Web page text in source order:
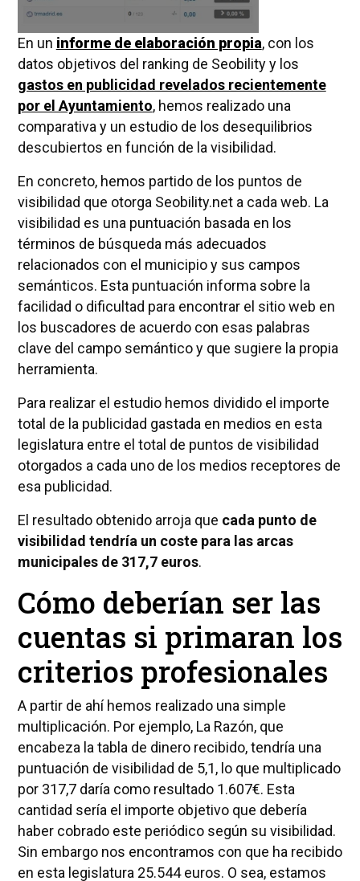
En un informe de elaboración propia, con los
datos objetivos del ranking de Seobility y los
gastos en publicidad revelados recientemente
por el Ayuntamiento, hemos realizado una
comparativa y un estudio de los desequilibrios
descubiertos en función de la visibilidad.
En concreto, hemos partido de los puntos de
visibilidad que otorga Seobility.net a cada web. La
visibilidad es una puntuación basada en los
términos de búsqueda más adecuados
relacionados con el municipio y sus campos
semánticos. Esta puntuación informa sobre la
facilidad o dificultad para encontrar el sitio web en
los buscadores de acuerdo con esas palabras
clave del campo semántico y que sugiere la propia
herramienta.
Para realizar el estudio hemos dividido el importe
total de la publicidad gastada en medios en esta
legislatura entre el total de puntos de visibilidad
otorgados a cada uno de los medios receptores de
esa publicidad.
El resultado obtenido arroja que cada punto de
visibilidad tendría un coste para las arcas
municipales de 317,7 euros.
Cómo deberían ser las
cuentas si primaran los
criterios profesionales
A partir de ahí hemos realizado una simple
multiplicación. Por ejemplo, La Razón, que
encabeza la tabla de dinero recibido, tendría una
puntuación de visibilidad de 5,1, lo que multiplicado
por 317,7 daría como resultado 1.607€. Esta
cantidad sería el importe objetivo que debería
haber cobrado este periódico según su visibilidad.
Sin embargo nos encontramos con que ha recibido
en esta legislatura 25.544 euros. O sea, estamos